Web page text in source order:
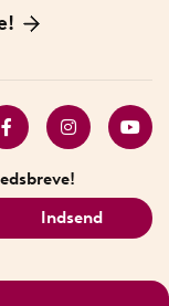
Indsend